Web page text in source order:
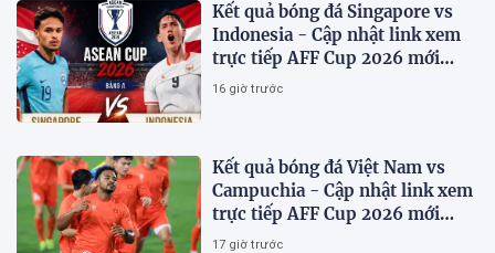
Kết quả bóng đá Singapore vs
Indonesia - Cập nhật link xem
trực tiếp AFF Cup 2026 mới
nhất.
16 giờ trước
Kết quả bóng đá Việt Nam vs
Campuchia - Cập nhật link xem
trực tiếp AFF Cup 2026 mới
nhất
17 giờ trước